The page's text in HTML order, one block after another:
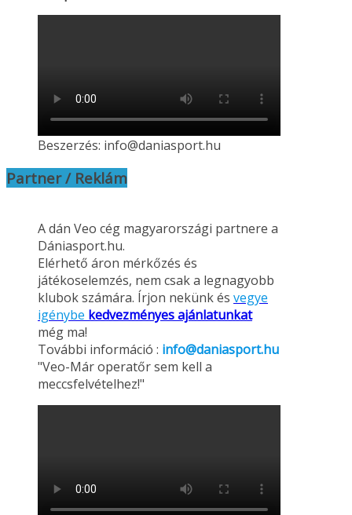
Beszerzés: info@daniasport.hu
Partner / Reklám
A dán Veo cég magyarországi partnere a
Dániasport.hu.
Elérhető áron mérkőzés és
játékoselemzés, nem csak a legnagyobb
klubok számára. Írjon nekünk és vegye
igénybe kedvezményes ajánlatunkat
még ma!
További információ : info@daniasport.hu
"Veo-Már operatőr sem kell a
meccsfelvételhez!"